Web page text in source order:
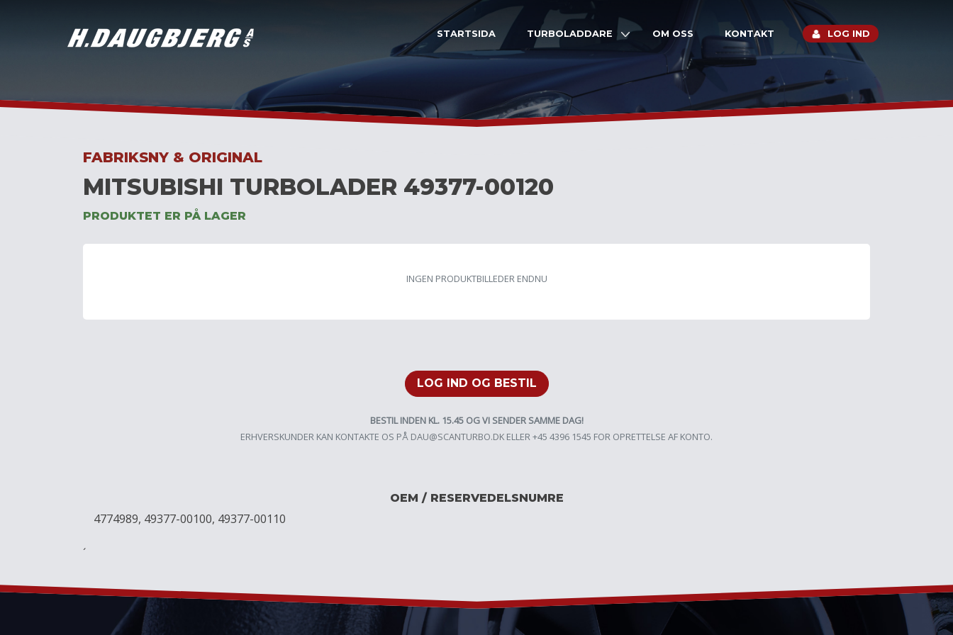
STARTSIDA TURBOLADDARE OM OSS KONTAKT LOG IND
FABRIKSNY & ORIGINAL
MITSUBISHI TURBOLADER 49377-00120
PRODUKTET ER PÅ LAGER
INGEN PRODUKTBILLEDER ENDNU
LOG IND OG BESTIL
BESTIL INDEN KL. 15.45 OG VI SENDER SAMME DAG!
ERHVERSKUNDER KAN KONTAKTE OS PÅ DAU@SCANTURBO.DK ELLER +45 4396 1545 FOR OPRETTELSE AF KONTO.
OEM / RESERVEDELSNUMRE
4774989, 49377-00100, 49377-00110
´